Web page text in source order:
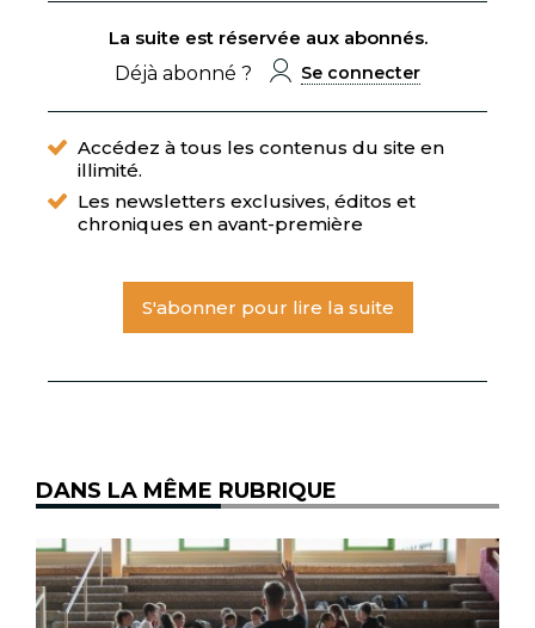
La suite est réservée aux abonnés.
Déjà abonné ?
Se connecter
Accédez à tous les contenus du site en
illimité.
Les newsletters exclusives, éditos et
chroniques en avant-première
S'abonner pour lire la suite
DANS LA MÊME RUBRIQUE